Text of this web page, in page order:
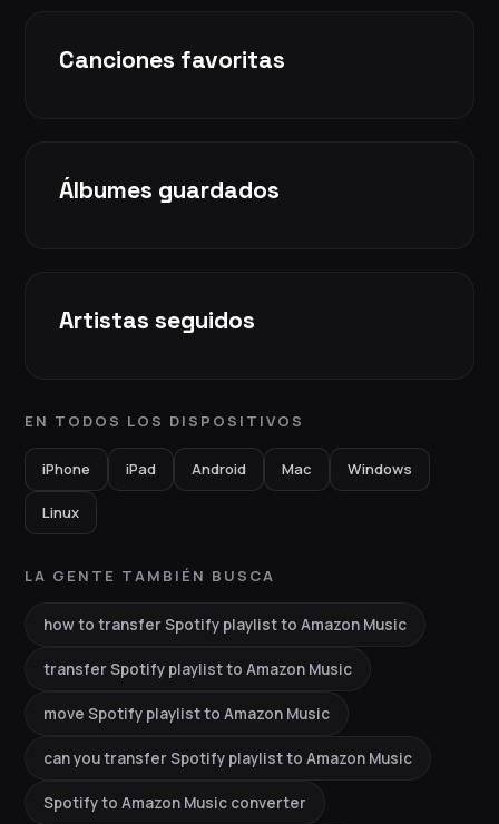
Canciones favoritas
Álbumes guardados
Artistas seguidos
EN TODOS LOS DISPOSITIVOS
iPhone iPad Android Mac Windows
Linux
LA GENTE TAMBIÉN BUSCA
how to transfer Spotify playlist to Amazon Music
transfer Spotify playlist to Amazon Music
move Spotify playlist to Amazon Music
can you transfer Spotify playlist to Amazon Music
Spotify to Amazon Music converter